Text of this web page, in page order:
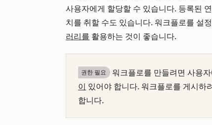
사용자에게 할당할 수 있습니다. 등록된
치를 취할 수도 있습니다. 워크플로를 설
러리를 활용하는 것이 좋습니다.
권한 필요 워크플로를 만들려면 사용자
이 있어야 합니다. 워크플로를 게시하
합니다.